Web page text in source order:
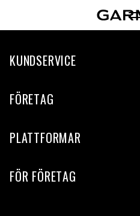
KUNDSERVICE
FÖRETAG
PLATTFORMAR
FÖR FÖRETAG